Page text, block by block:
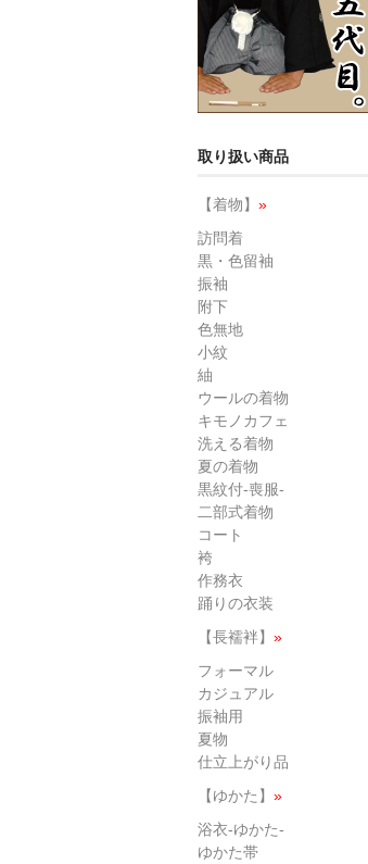
取り扱い商品
【着物】 »
訪問着
黒・色留袖
振袖
附下
色無地
小紋
紬
ウールの着物
キモノカフェ
洗える着物
夏の着物
黒紋付-喪服-
二部式着物
コート
袴
作務衣
踊りの衣装
【長襦袢】 »
フォーマル
カジュアル
振袖用
夏物
仕立上がり品
【ゆかた】 »
浴衣-ゆかた-
ゆかた帯